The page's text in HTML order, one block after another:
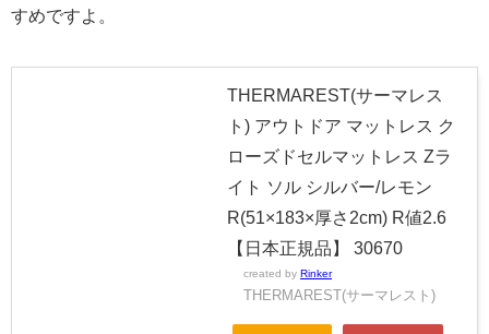
すめですよ。
THERMAREST(サーマレス
ト) アウトドア マットレス ク
ローズドセルマットレス Zラ
イト ソル シルバー/レモン
R(51×183×厚さ2cm) R値2.6
【日本正規品】 30670
created by Rinker
THERMAREST(サーマレスト)